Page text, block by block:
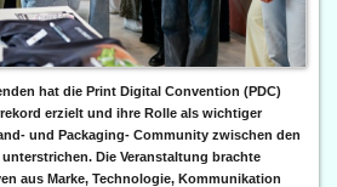
hat die Print Digital Convention (PDC)
erzielt und ihre Rolle als wichtiger
und Packaging- Community zwischen den
Die Veranstaltung brachte
aus Marke, Technologie, Kommunikation